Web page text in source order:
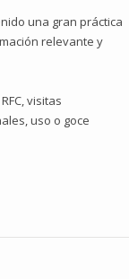
una gran práctica
relevante y
visitas
uso o goce